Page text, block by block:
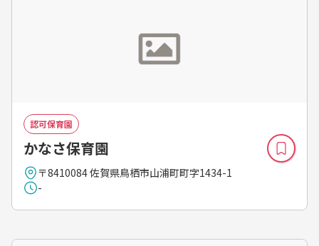
認可保育園
かなさ保育園
〒8410084 佐賀県鳥栖市山浦町町字1434-1
-